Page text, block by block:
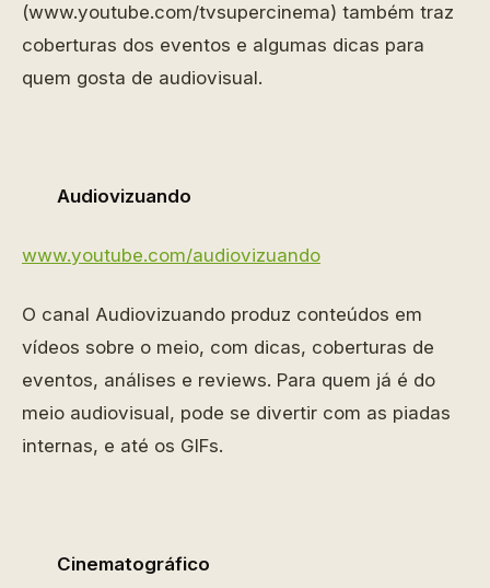
(www.youtube.com/tvsupercinema) também traz
coberturas dos eventos e algumas dicas para
quem gosta de audiovisual.
Audiovizuando
www.youtube.com/audiovizuando
O canal Audiovizuando produz conteúdos em
vídeos sobre o meio, com dicas, coberturas de
eventos, análises e reviews. Para quem já é do
meio audiovisual, pode se divertir com as piadas
internas, e até os GIFs.
Cinematográfico